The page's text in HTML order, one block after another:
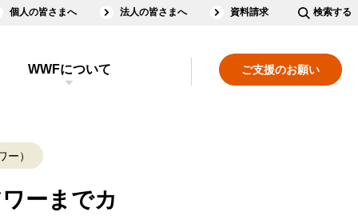
個人の皆さまへ 法人の皆さまへ 資料請求 検索する
ご支援のお願い
WWFについて
ー）
ーまでカ